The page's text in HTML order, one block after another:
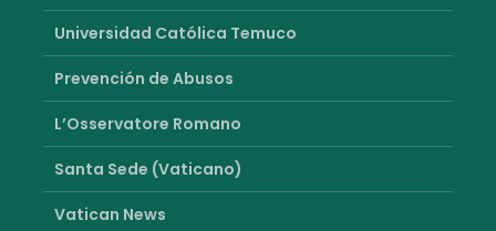
Universidad Católica Temuco
Prevención de Abusos
L’Osservatore Romano
Santa Sede (Vaticano)
Vatican News